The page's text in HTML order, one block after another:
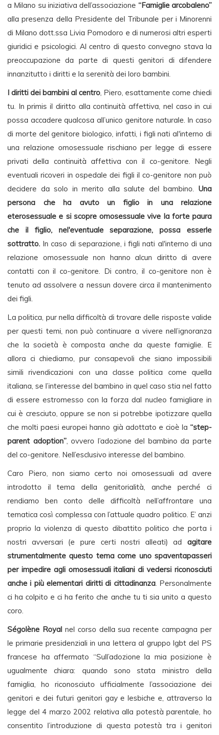
a Milano su iniziativa dell’associazione “Famiglie arcobaleno”
alla presenza della Presidente del Tribunale per i Minorenni
di Milano dott.ssa Livia Pomodoro e di numerosi altri esperti
giuridici e psicologici. Al centro di questo convegno stava la
preoccupazione da parte di questi genitori di difendere
innanzitutto i diritti e la serenità dei loro bambini.
I diritti dei bambini al centro, Piero, esattamente come chiedi
tu. In primis il diritto alla continuità affettiva, nel caso in cui
possa accadere qualcosa all’unico genitore naturale. In caso
di morte del genitore biologico, infatti, i figli nati al'interno di
una relazione omosessuale rischiano per legge di essere
privati della continuità affettiva con il co-genitore. Negli
eventuali ricoveri in ospedale dei figli il co-genitore non può
decidere da solo in merito alla salute del bambino. Una
persona che ha avuto un figlio in una relazione
eterosessuale e si scopre omosessuale vive la forte paura
che il figlio, nel'eventuale separazione, possa esserle
sottratto. In caso di separazione, i figli nati al'interno di una
relazione omosessuale non hanno alcun diritto di avere
contatti con il co-genitore. Di contro, il co-genitore non è
tenuto ad assolvere a nessun dovere circa il mantenimento
dei figli.
La politica, pur nella difficoltà di trovare delle risposte valide
per questi temi, non può continuare a vivere nell’ignoranza
che la società è composta anche da queste famiglie. E
allora ci chiediamo, pur consapevoli che siano impossibili
simili rivendicazioni con una classe politica come quella
italiana, se l’interesse del bambino in quel caso stia nel fatto
di essere estromesso con la forza dal nucleo famigliare in
cui è cresciuto, oppure se non si potrebbe ipotizzare quella
che molti paesi europei hanno già adottato e cioè la “step-
parent adoption”, ovvero l’adozione del bambino da parte
del co-genitore. Nell’esclusivo interesse del bambino.
Caro Piero, non siamo certo noi omosessuali ad avere
introdotto il tema della genitorialità, anche perché ci
rendiamo ben conto delle difficoltà nell’affrontare una
tematica così complessa con l’attuale quadro politico. E’ anzi
proprio la violenza di questo dibattito politico che porta i
nostri avversari (e pure certi nostri alleati) ad agitare
strumentalmente questo tema come uno spaventapasseri
per impedire agli omosessuali italiani di vedersi riconosciuti
anche i più elementari diritti di cittadinanza. Personalmente
ci ha colpito e ci ha ferito che anche tu ti sia unito a questo
coro.
Ségolène Royalnel corso della sua recente campagna per
le primarie presidenziali in una lettera al gruppo lgbt del PS
francese ha affermato “Sull’adozione la mia posizione è
ugualmente chiara: quando sono stata ministro della
famiglia, ho riconosciuto ufficialmente l’associazione dei
genitori e dei futuri genitori gay e lesbiche e, attraverso la
legge del 4 marzo 2002 relativa alla potestà parentale, ho
consentito l’introduzione di questa potestà tra i genitori